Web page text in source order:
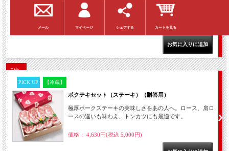
る料理に使いやすい３ｍｍスライスシート包装でお届けし
ます。
価格： 4,630円(税込 5,000円)
5位
PICK UP 【冷蔵】
ポクテキセット（ステーキ）（贈答用）
極厚ポークステーキの美味しさをあの人へ。ロース、肩ロ
ースの違いも味わえ、トンカツにも最適です。
価格： 4,630円(税込 5,000円)
メール マイページ シェアする カートを見る